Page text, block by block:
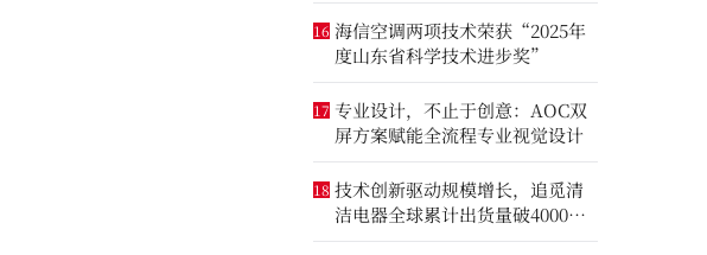
16 海信空调两项技术荣获“2025年
度山东省科学技术进步奖”
17 专业设计，不止于创意：AOC双
屏方案赋能全流程专业视觉设计
18 技术创新驱动规模增长，追觅清
洁电器全球累计出货量破4000万
台